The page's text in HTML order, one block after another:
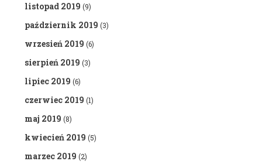
listopad 2019 (9)
październik 2019 (3)
wrzesień 2019 (6)
sierpień 2019 (3)
lipiec 2019 (6)
czerwiec 2019 (1)
maj 2019 (8)
kwiecień 2019 (5)
marzec 2019 (2)